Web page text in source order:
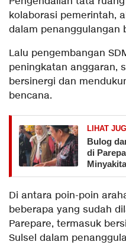
kolaborasi pemerintah,
dalam penanggulangan
Lalu pengembangan
peningkatan anggaran,
bersinergi dan
bencana.
LIHAT
Bulog
di
Di antara poin-poin
beberapa yang sudah
Parepare, termasuk
Sulsel dalam